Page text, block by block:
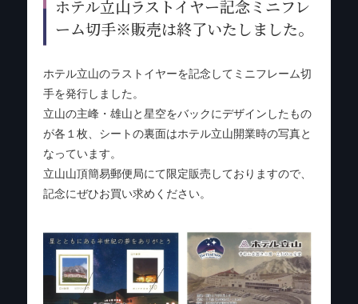
ホテル立山ラストイヤー記念ミニフレ
ーム切手※販売は終了いたしました。
ホテル立山のラストイヤーを記念してミニフレーム切
手を発行しました。
立山の主峰・雄山と星空をバックにデザインしたもの
が各１枚、シートの裏面はホテル立山開業時の写真と
なっています。
立山山頂簡易郵便局にて限定販売しておりますので、
記念にぜひお買い求めください。